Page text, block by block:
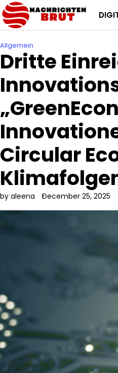
Skip
to
content
Allgemein
Dritte
Circular
by aleena December 25, 2025